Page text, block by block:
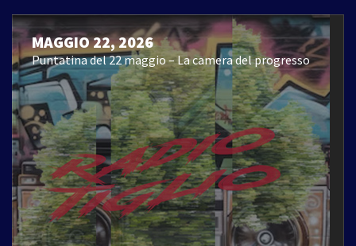
MAGGIO 22, 2026
Puntatina del 22 maggio – La camera del progresso